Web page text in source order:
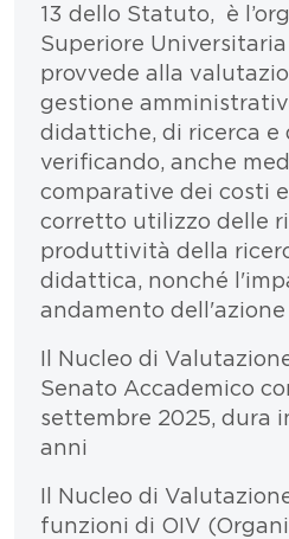
13 dello Statuto, è
Superiore Universitaria
provvede alla
gestione
didattiche, di ricerca e
verificando, anche
comparative dei costi
corretto utilizzo delle
produttività della
didattica, nonché
andamento
Il Nucleo di
Senato Accademico
settembre 2025, dura
anni
Il Nucleo di
funzioni di OIV